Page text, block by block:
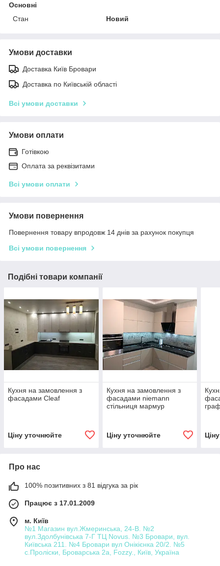
Основні
Стан
Новий
Умови доставки
Доставка Київ Бровари
Доставка по Київській області
Всі умови доставки
Умови оплати
Готівкою
Оплата за реквізитами
Всі умови оплати
Умови повернення
Повернення товару впродовж 14 днів за рахунок покупця
Всі умови повернення
Подібні товари компанії
Кухня на замовлення з
фасадами Cleaf
Ціну уточнюйте
Кухня на замовлення з
фасадами niemann
стільниця мармур
Ціну уточнюйте
Про нас
100% позитивних з 81 відгука за рік
Працює з 17.01.2009
м. Київ
№1 Магазин вул.Жмеринська, 24-В. №2
вул.Здолбунівська 7-Г ТЦ Novus. №3 Бровари, вул.
Київська 211. №4 Бровари вул Онікієнка 20/2. №5
с.Проліски, Броварська 2а, Fozzy., Київ, Україна